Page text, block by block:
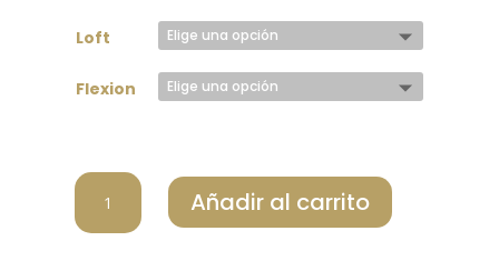
Loft
Flexion
TAYLOR
MADE
HIBRIDO
Añadir al carrito